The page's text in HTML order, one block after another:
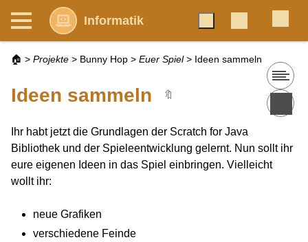
Informatik
🏠 > Projekte > Bunny Hop > Euer Spiel > Ideen sammeln
Ideen sammeln 🔖
Ihr habt jetzt die Grundlagen der Scratch for Java
Bibliothek und der Spieleentwicklung gelernt. Nun sollt ihr
eure eigenen Ideen in das Spiel einbringen. Vielleicht
wollt ihr:
neue Grafiken
verschiedene Feinde